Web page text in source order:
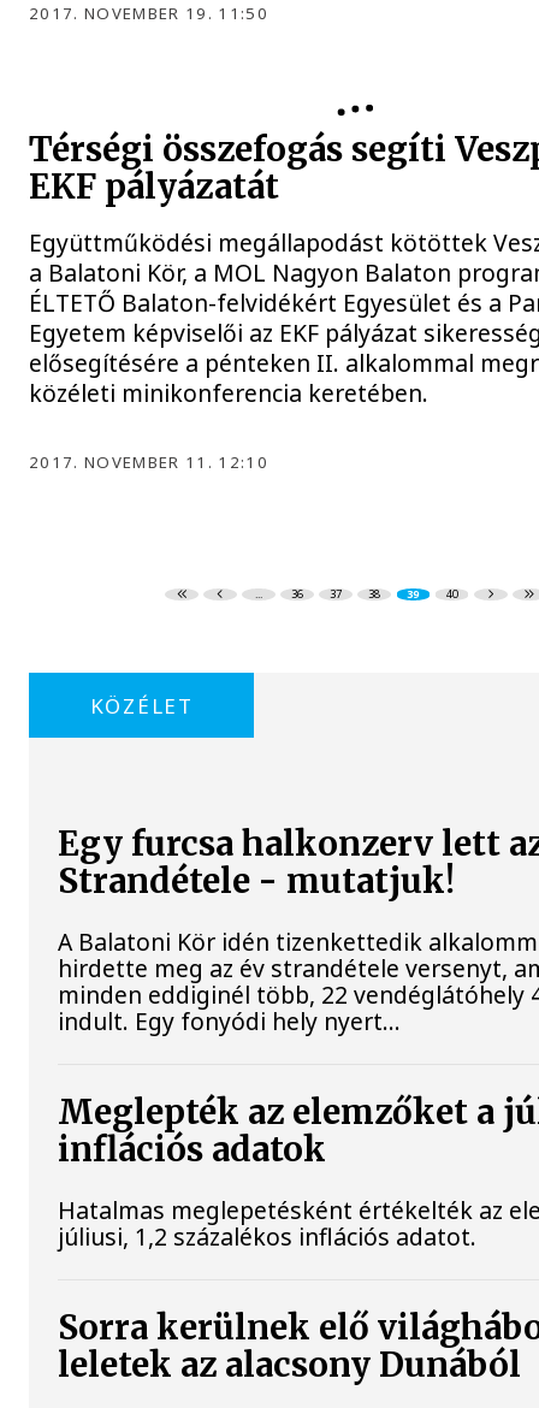
2017. NOVEMBER 19. 11:50
Térségi összefogás segíti
EKF pályázatát
Együttműködési megállapodást kötöttek
a Balatoni Kör, a MOL Nagyon Balaton
ÉLTETŐ Balaton-felvidékért Egyesület és a
Egyetem képviselői az EKF pályázat
elősegítésére a pénteken II. alkalommal
közéleti minikonferencia keretében.
2017. NOVEMBER 11. 12:10
... 36 37 38 39 40
KÖZÉLET
Egy furcsa halkonzerv lett
Strandétele - mutatjuk!
A Balatoni Kör idén tizenkettedik
hirdette meg az év strandétele versenyt,
minden eddiginél több, 22 vendéglátóhely
indult. Egy fonyódi hely nyert...
Meglepték az elemzőket a
inflációs adatok
Hatalmas meglepetésként értékelték az
júliusi, 1,2 százalékos inflációs adatot.
Sorra kerülnek elő
leletek az alacsony Dunából